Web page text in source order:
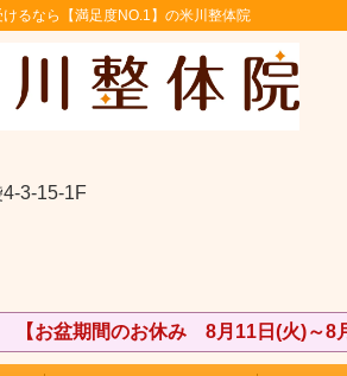
るなら【満足度NO.1】の米川整体院
3-15-1F
【お盆期間のお休み 8月11日(火)～8